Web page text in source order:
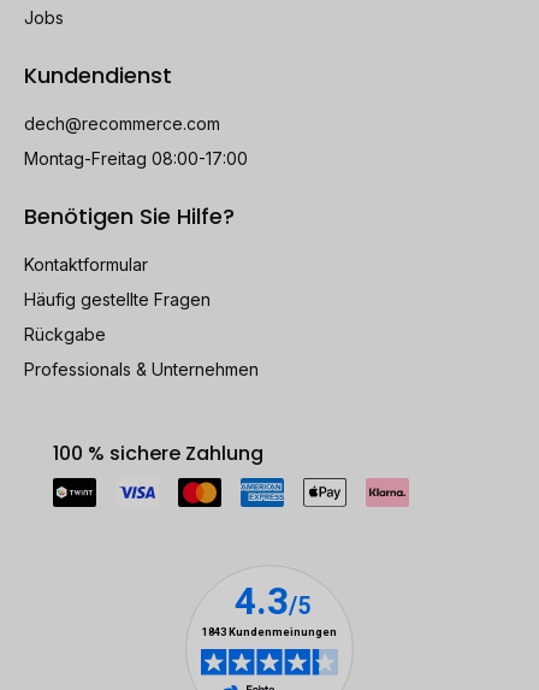
Jobs
Kundendienst
dech@recommerce.com
Montag-Freitag 08:00-17:00
Benötigen Sie Hilfe?
Kontaktformular
Häufig gestellte Fragen
Rückgabe
Professionals & Unternehmen
100 % sichere Zahlung